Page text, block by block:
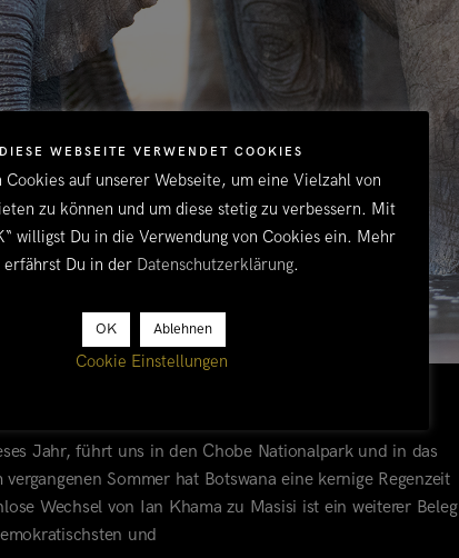
Jahr, führt uns in den Chobe Nationalpark und in das
Sommer hat Botswana eine kernige Regenzeit
Wechsel von Ian Khama zu Masisi ist ein weiterer Beleg
und
DIESE WEBSEITE VERWENDET COOKIES
auf unserer Webseite, um eine Vielzahl von
zu können und um diese stetig zu verbessern. Mit
willigst Du in die Verwendung von Cookies ein. Mehr
erfährst Du in der Datenschutzerklärung.
OK Ablehnen
Cookie Einstellungen